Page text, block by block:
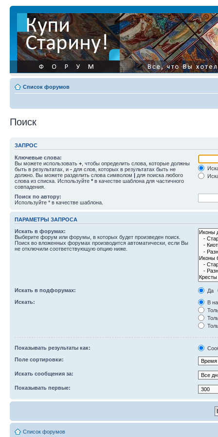
Список форумов
Поиск
ЗАПРОС
Ключевые слова:
Вы можете использовать + , чтобы определить слова, которые должны
быть в результатах, и - для слов, которых в результатах быть не
должно. Вы можете разделить слова символом | для поиска любого
слова из списка. Используйте * в качестве шаблона для частичного
совпадения.
Поиск по автору:
Используйте * в качестве шаблона.
ПАРАМЕТРЫ ЗАПРОСА
Искать в форумах:
Выберите форум или форумы, в которых будет произведен поиск.
Поиск во вложенных форумах производится автоматически, если Вы
не отключили соответствующую опцию ниже.
Искать в подфорумах:
Да
Искать:
В
Показывать результаты как:
Поле сортировки:
Искать сообщения за:
Показывать первые:
Список форумов